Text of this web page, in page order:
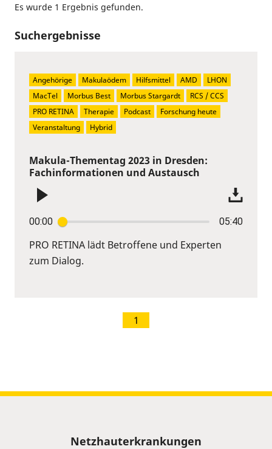
Es wurde 1 Ergebnis gefunden.
Suchergebnisse
Makula-Thementag 2023 in Dresden:
Fachinformationen und Austausch
00:00 05:40
PRO RETINA lädt Betroffene und Experten
zum Dialog.
Angehörige Makulaödem Hilfsmittel AMD
LHON
MacTel
Morbus Best Morbus Stargardt
RCS / CCS
PRO RETINA
Therapie Podcast
Forschung heute
Veranstaltung
Hybrid
1
Netzhauterkrankungen